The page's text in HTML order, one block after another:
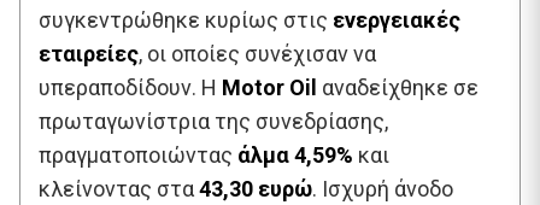
συγκεντρώθηκε κυρίως στις ενεργειακές
εταιρείες, οι οποίες συνέχισαν να
υπεραποδίδουν. Η Motor Oil αναδείχθηκε σε
πρωταγωνίστρια της συνεδρίασης,
πραγματοποιώντας άλμα 4,59% και
κλείνοντας στα43,30 ευρώ. Ισχυρή άνοδο